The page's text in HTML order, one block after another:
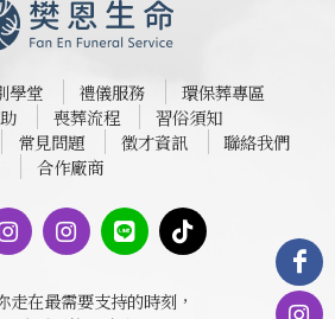
學堂 禮儀服務
環保葬專區
喪葬流程
習俗須知
常見問題 徵才資訊
聯絡我們
合作廠商
走在最需要支持的時刻，